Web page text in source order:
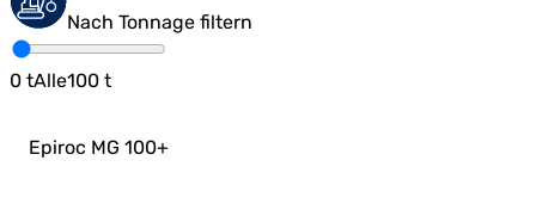
Nach Tonnage filtern
0 tAlle100 t
Epiroc MG 100+